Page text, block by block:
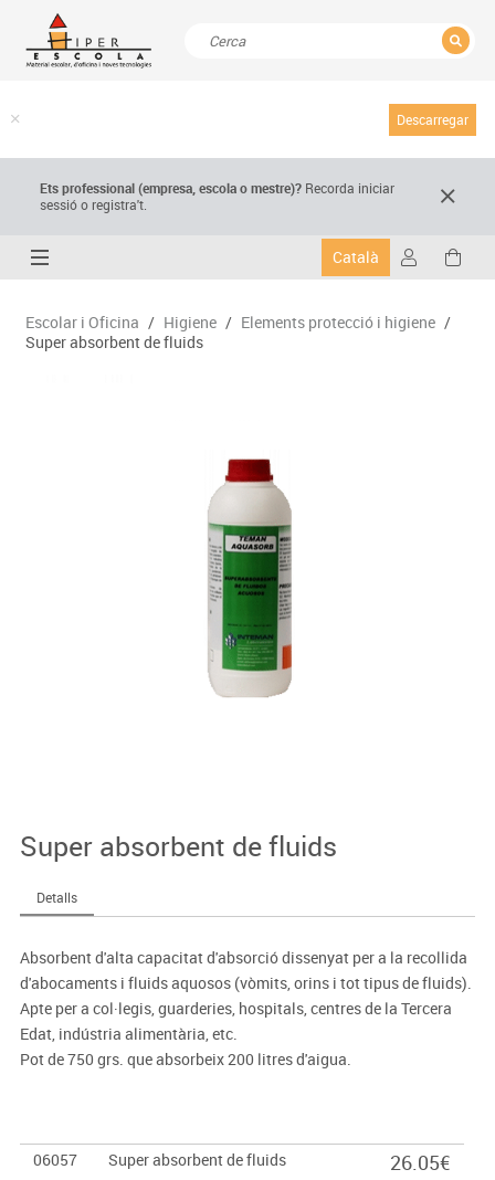
Descarregar
Ets professional (empresa,escola o mestre)? Recorda iniciar
sessió o registra't.
Català
Escolar i Oficina / Higiene / Elements protecció i higiene /
Super absorbent de fluids
Super absorbent de fluids
Detalls
Absorbent d'alta capacitat d'absorció dissenyat per a la recollida
d'abocaments i fluids aquosos (vòmits, orins i tot tipus de fluids).
Apte per a col·legis, guarderies, hospitals, centres de la Tercera
Edat, indústria alimentària, etc.
Pot de 750 grs. que absorbeix 200 litres d'aigua.
06057
Super absorbent de fluids
26.05€